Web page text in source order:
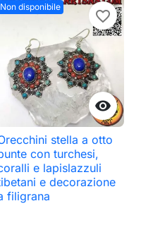
Non disponibile

favorite_border
stella a otto
con turchesi,
e lapislazzuli
e decorazione
filigrana